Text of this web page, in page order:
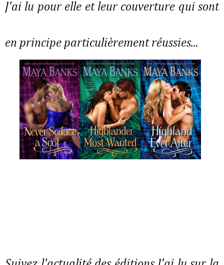
J'ai lu pour elle et leur couverture qui sont
en principe particulièrement réussies...